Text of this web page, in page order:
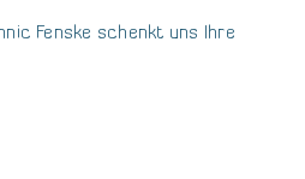
Fenske schenkt uns Ihre